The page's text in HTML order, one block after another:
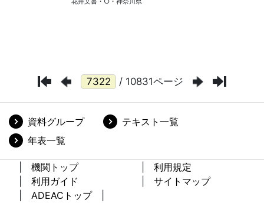
/ 10831ページ
資料グループ
テキスト一覧
年表一覧
機関トップ
利用規定
利用ガイド
サイトマップ
ADEACトップ